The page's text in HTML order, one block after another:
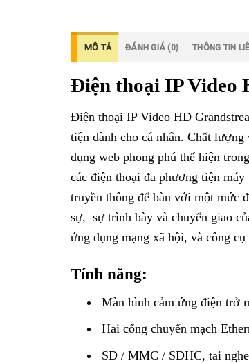
MÔ TẢ ĐÁNH GIÁ (0) THÔNG TIN
Điện thoại IP Video
Điện thoại IP Video HD
tiện dành cho cá nhân. Chất
dụng web phong phú thể hiện
các điện thoại đa phương tiện
truyền thông để bàn với một mức
sự, sự trình bày và chuyển giao
ứng dụng mạng xã hội, và công
Tính năng:
Màn hình cảm ứng điện trở
Hai cổng chuyển mạch
SD / MMC / SDHC, tai